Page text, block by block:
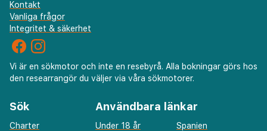
bagageförvaring. Passa på att dra nytta av bland annat
gratis wi-fi, conciergetjänster och gemensamt
vardagsrum. Frukostbuffé serveras dagligen mot en
avgift från 07.00 till 11.00.
Du kommer att ombes att betala följande avgifter
på boendet – avgifterna kan inkludera tillämpliga
skatter:
Stadsskatt: 1.50 USD per person per natt. Skatten
Kontakt
Vanliga frågor
Integritet & säkerhet
Vi är en sökmotor och inte en resebyrå. Alla bokningar görs hos
den researrangör du väljer via våra sökmotorer.
Sök
Charter
Användbara länkar
Under 18 år
Spanien